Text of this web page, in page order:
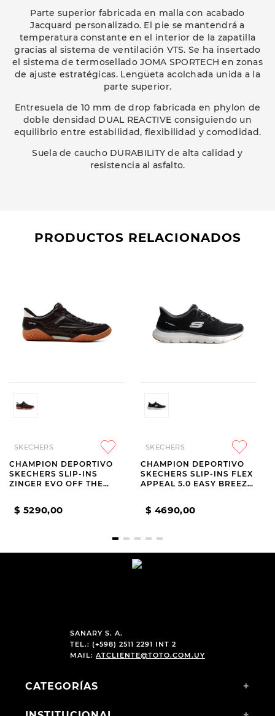
Parte superior fabricada en malla con acabado
Jacquard personalizado. El pie se mantendrá a
temperatura constante en el interior de la zapatilla
gracias al sistema de ventilación VTS. Se ha insertado
el sistema de termosellado JOMA SPORTECH en zonas
de ajuste estratégicas. Lengüeta acolchada unida a la
parte superior.
Entresuela de 10 mm de drop fabricada en phylon de
doble densidad DUAL REACTIVE consiguiendo un
equilibrio entre estabilidad, flexibilidad y comodidad.
Suela de caucho DURABILITY de alta calidad y
resistencia al asfalto.
PRODUCTOS RELACIONADOS
SKECHERS
CHAMPION DEPORTIVO
SKECHERS SLIP-INS
ZINGER EVO OFF THE
$ 5290,00
SKECHERS
CHAMPION DEPORTIVO
SKECHERS SLIP-INS FLEX
APPEAL 5.0 EASY BREEZY
$ 4690,00
SANARY S. A.
TEL.: (+598) 2511 2291 INT 2
MAIL: ATCLIENTE@TOTO.COM.UY
CATEGORÍAS +